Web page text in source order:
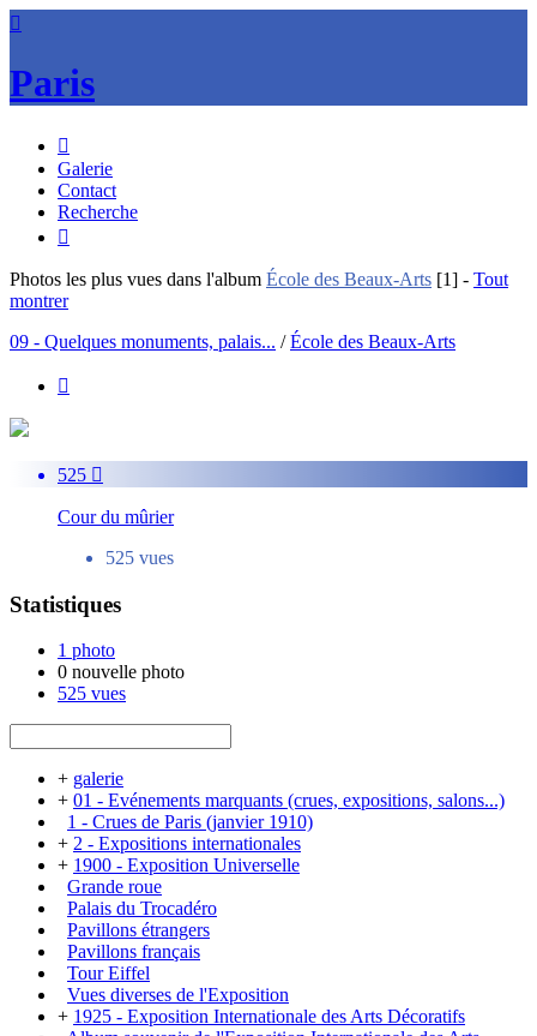

Paris

Galerie
Contact
Recherche

Photos les plus vues dans l'album École des Beaux-Arts [1] - Tout
montrer
09 - Quelques monuments, palais... / École des Beaux-Arts

525 
Cour du mûrier
525 vues
Statistiques
1 photo
0 nouvelle photo
525 vues
+ galerie
+ 01 - Evénements marquants (crues, expositions, salons...)
1 - Crues de Paris (janvier 1910)
+ 2 - Expositions internationales
+ 1900 - Exposition Universelle
Grande roue
Palais du Trocadéro
Pavillons étrangers
Pavillons français
Tour Eiffel
Vues diverses de l'Exposition
+ 1925 - Exposition Internationale des Arts Décoratifs